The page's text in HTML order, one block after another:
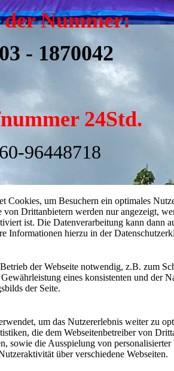
Nummer:
- 1870042
24Std.
96448718
Cookies, um Besuchern ein optimales
von Drittanbietern werden nur angezeigt,
ist. Die Datenverarbeitung kann dann
Informationen hierzu in der
der Webseite notwendig, z.B. zum
eines konsistenten und der
der Seite.
um das Nutzererlebnis weiter zu
die dem Webseitenbetreiber von
sowie die Ausspielung von
über verschiedene Webseiten.